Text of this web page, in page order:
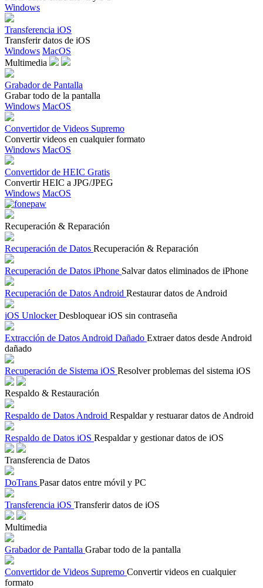
Windows
Transferencia iOS
Transferir datos de iOS
Windows MacOS
Multimedia
Grabador de Pantalla
Grabar todo de la pantalla
Windows MacOS
Convertidor de Videos Supremo
Convertir videos en cualquier formato
Windows MacOS
Convertidor de HEIC Gratis
Convertir HEIC a JPG/JPEG
Windows MacOS
Recuperación & Reparación
Recuperación de Datos Recuperación & Reparación
Recuperación de Datos iPhone Salvar datos eliminados de iPhone
Recuperación de Datos Android Restaurar datos de Android
iOS Unlocker Desbloquear iOS sin contraseña
Extracción de Datos Android Dañado Extraer datos desde Android
dañado
Recuperación de Sistema iOS Resolver problemas del sistema iOS
Respaldo & Restauración
Respaldo de Datos Android Respaldar y restuarar datos de Android
Respaldo de Datos iOS Respaldar y gestionar datos de iOS
Transferencia de Datos
DoTrans Pasar datos entre móvil y PC
Transferencia iOS Transferir datos de iOS
Multimedia
Grabador de Pantalla Grabar todo de la pantalla
Convertidor de Videos Supremo Convertir videos en cualquier
formato